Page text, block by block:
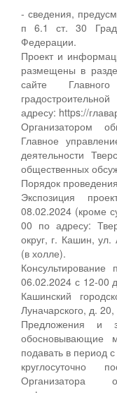
- сведения,
п 6.1 ст. 30
Федерации.
Проект и
размещены в
сайте
адресу: https://
Организатором
Главное
деятельности
общественных
Порядок
Экспозиция
08.02.2024 (кроме
00 по адресу:
округ, г. Кашин, ул.
(в холле).
06.02.2024 с 12-00
Кашинский
Луначарского, д.
Предложения и
обосновывающие
подавать в период
круглосуточно
Организатора